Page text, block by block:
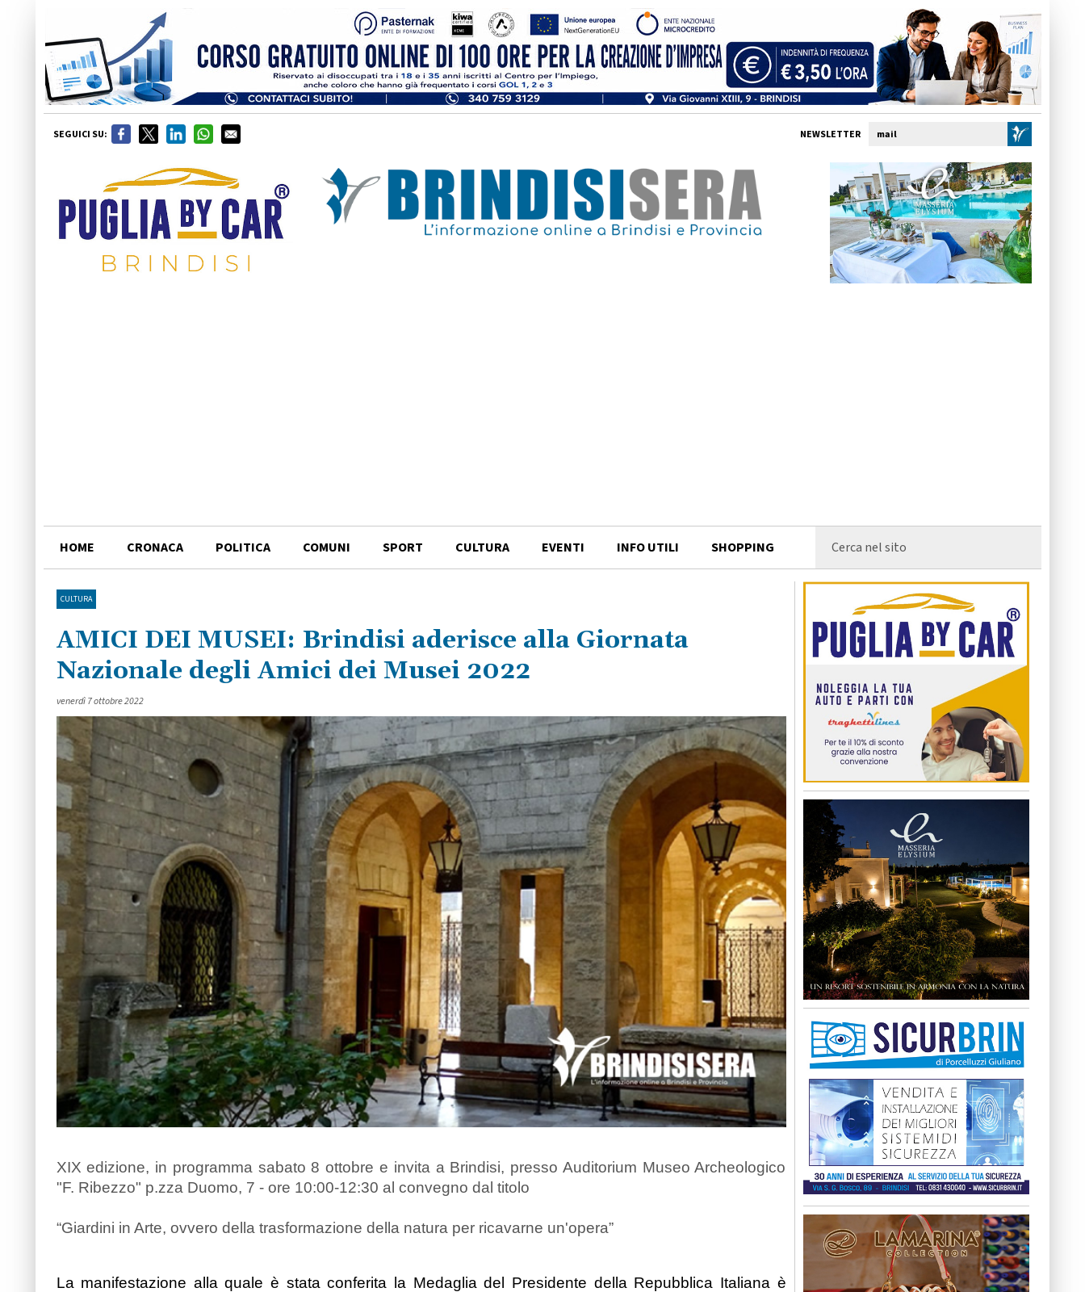
SEGUICI SU: NEWSLETTER
HOME CRONACA POLITICA COMUNI SPORT CULTURA EVENTI INFO UTILI SHOPPING
CULTURA
AMICI DEI MUSEI: Brindisi aderisce alla Giornata
Nazionale degli Amici dei Musei 2022
venerdì 7 ottobre 2022
XIX edizione, in programma sabato 8 ottobre e invita a Brindisi, presso Auditorium Museo Archeologico
"F. Ribezzo" p.zza Duomo, 7 - ore 10:00-12:30 al convegno dal titolo
“Giardini in Arte, ovvero della trasformazione della natura per ricavarne un'opera”
La manifestazione alla quale è stata conferita la Medaglia del Presidente della Repubblica Italiana è